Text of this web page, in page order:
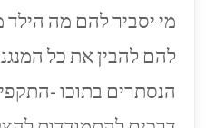
מי יסביר להם מה הילד
להם להבין את כל
הנסתרים בתוכו -